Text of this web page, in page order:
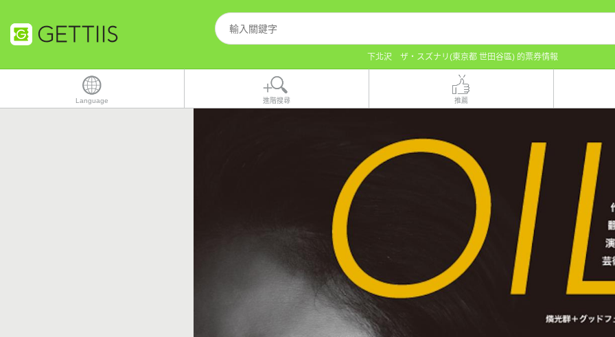
下北沢 ザ・スズナリ(東京都 世田谷區) 的票券情報
Language 進階搜尋 推薦